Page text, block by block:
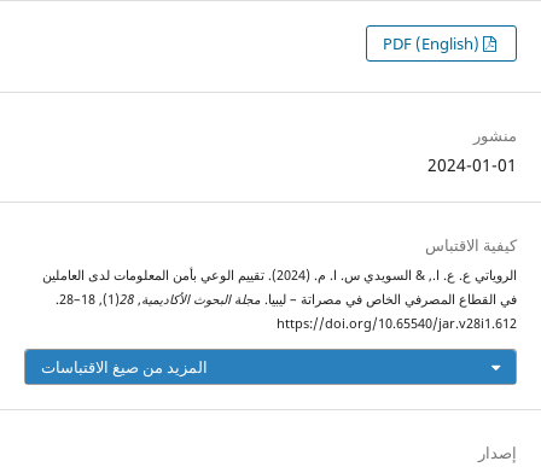
منشور
2024-01-01
كيفية الاقتباس
الروياتي ع. ع. ا., & السويدي س. ا. م. (2024). تقييم الوعي بأمن المعلومات لدى العاملين
في القطاع المصرفي الخاص في مصراتة – ليبيا. مجلة البحوث الأكاديمية,
28
(1), 18–28.
https://doi.org/10.65540/jar.v28i1.612
المزيد من صيغ الاقتباسات
إصدار